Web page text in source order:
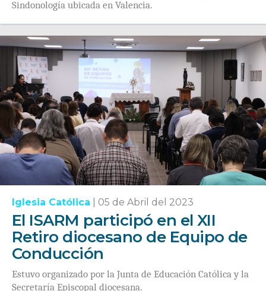
Sindonología ubicada en Valencia.
Iglesia Católica 05 de Abril del 2023
El ISARM participó en el XII
Retiro diocesano de Equipo de
Conducción
Estuvo organizado por la Junta de Educación Católica y la
Secretaría Episcopal diocesana.